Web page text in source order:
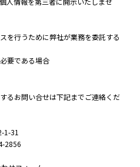
を行うために弊社が業務を委託する
要である場合
るお問い合せは下記までご連絡くだ
1-31
2856